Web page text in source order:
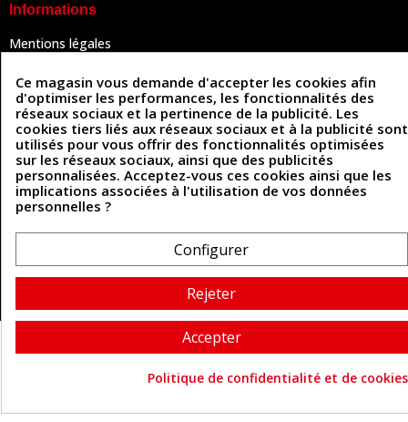
Informations
Mentions légales
Politique de confidentialité
Politique des cookies
Contactez-nous
Coordonnées
493 Chemin de Catougnac
contact@cuirenstock.com
Cuirenstock © 2026 - Une création Quatrys 💙
Ce magasin vous demande d'accepter les cookies afin
d'optimiser les performances, les fonctionnalités des
réseaux sociaux et la pertinence de la publicité. Les
cookies tiers liés aux réseaux sociaux et à la publicité sont
utilisés pour vous offrir des fonctionnalités optimisées
sur les réseaux sociaux, ainsi que des publicités
personnalisées. Acceptez-vous ces cookies ainsi que les
implications associées à l'utilisation de vos données
personnelles ?
Configurer
Rejeter
Accepter
Politique de confidentialité et de cookies